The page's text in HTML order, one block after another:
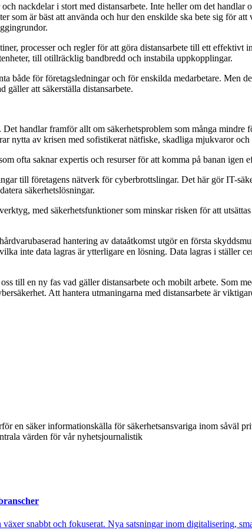
nackdelar i stort med distansarbete. Inte heller om det handlar
som är bäst att använda och hur den enskilde ska bete sig för
processer och regler för att göra distansarbete till ett effektivt
till otillräcklig bandbredd och instabila uppkopplingar.
både för företagsledningar och för enskilda medarbetare. Men
gäller att säkerställa distansarbete.
handlar framför allt om säkerhetsproblem som många
nytta av krisen med sofistikerat nätfiske, skadliga mjukvaror och
ofta saknar expertis och resurser för att komma på banan igen
till företagens nätverk för cyberbrottslingar. Det här gör IT-
säkerhetslösningar.
med säkerhetsfunktioner som minskar risken för att
hantering av dataåtkomst utgör en första
inte data lagras är ytterligare en lösning. Data lagras i ställer
till en ny fas vad gäller distansarbete och mobilt arbete. Som
Att hantera utmaningarna med distansarbete är
en säker informationskälla för säkerhetsansvariga inom såväl
värden för vår nyhetsjournalistik
snabbt och fokuserat. Nya satsningar inom digitalisering,